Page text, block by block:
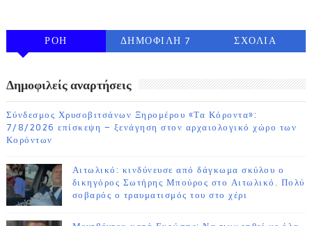
ΡΟΗ
ΔΗΜΟΦΙΛΗ 7
ΣΧΟΛΙΑ
Δημοφιλείς αναρτήσεις
Σύνδεσμος Χρυσοβιτσάνων Ξηρομέρου «Τα Κόροντα»:
7/8/2026 επίσκεψη – ξενάγηση στον αρχαιολογικό χώρο των
Κορόντων
Αιτωλικό: κινδύνευσε από δάγκωμα σκύλου ο
δικηγόρος Σωτήρης Μπούρος στο Αιτωλικό. Πολύ
σοβαρός ο τραυματισμός του στο χέρι